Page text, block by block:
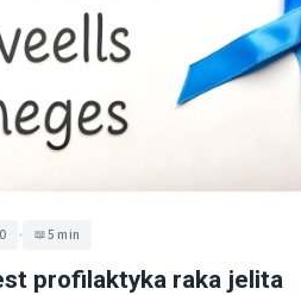
• 5 min
profilaktyka raka jelita